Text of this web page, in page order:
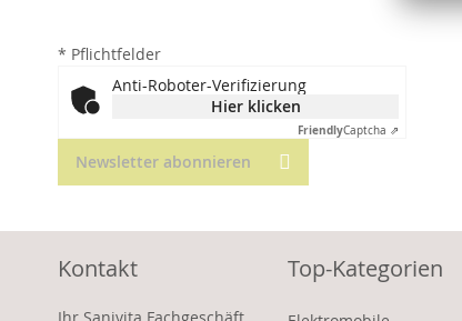
* Pflichtfelder
Anti-Roboter-Verifizierung
Hier klicken
FriendlyCaptcha ⇗
Newsletter abonnieren
Kontakt Top-Kategorien